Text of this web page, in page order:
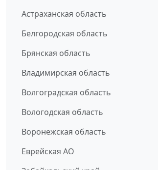
Астраханская область
Белгородская область
Брянская область
Владимирская область
Волгоградская область
Вологодская область
Воронежская область
Еврейская АО